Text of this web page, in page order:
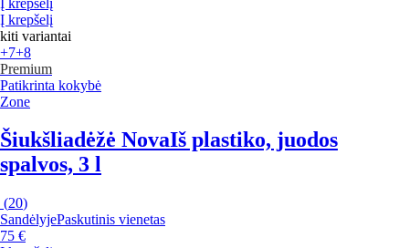
Į krepšelį
kiti variantai
+7+8
Premium
Patikrinta kokybė
Zone
Šiukšliadėžė NovaIš plastiko, juodos
spalvos, 3 l
(20)
SandėlyjePaskutinis vienetas
75 €